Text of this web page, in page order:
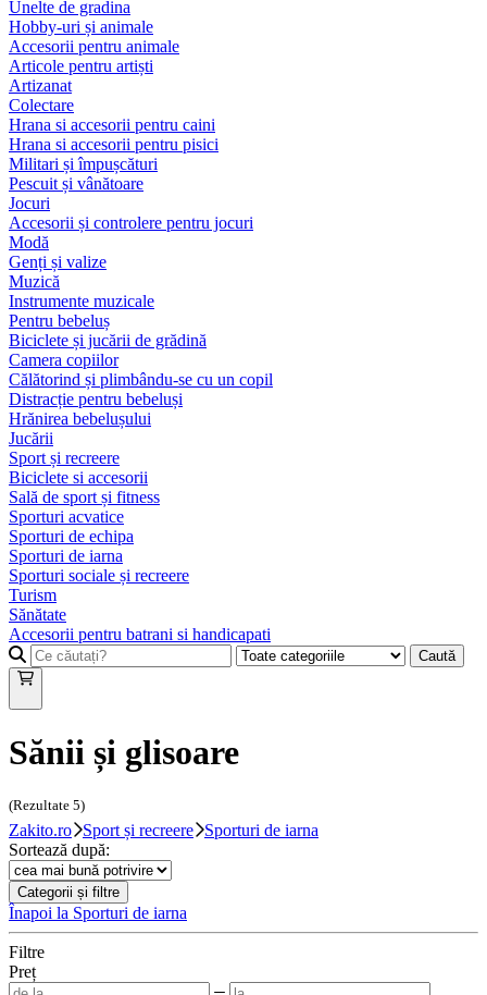
Unelte de gradina
Hobby-uri și animale
Accesorii pentru animale
Articole pentru artiști
Artizanat
Colectare
Hrana si accesorii pentru caini
Hrana si accesorii pentru pisici
Militari și împușcături
Pescuit și vânătoare
Jocuri
Accesorii și controlere pentru jocuri
Modă
Genți și valize
Muzică
Instrumente muzicale
Pentru bebeluș
Biciclete și jucării de grădină
Camera copiilor
Călătorind și plimbându-se cu un copil
Distracție pentru bebeluși
Hrănirea bebelușului
Jucării
Sport și recreere
Biciclete si accesorii
Sală de sport și fitness
Sporturi acvatice
Sporturi de echipa
Sporturi de iarna
Sporturi sociale și recreere
Turism
Sănătate
Accesorii pentru batrani si handicapati
Caută
Sănii și glisoare
(Rezultate 5)
Zakito.ro Sport și recreere
Sporturi de iarna
Sortează după:
Categorii și filtre
Înapoi la Sporturi de iarna
Filtre
Preț